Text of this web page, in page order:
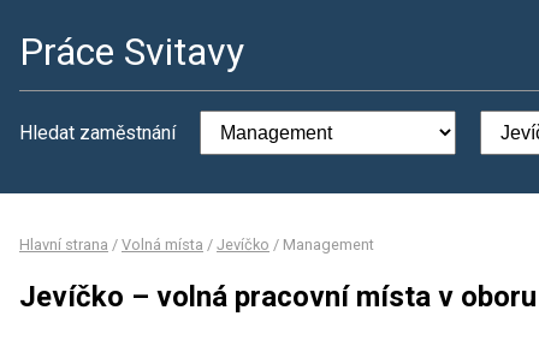
Práce Svitavy
Hledat zaměstnání
Hlavní strana / Volná místa / Jevíčko / Management
Jevíčko – volná pracovní místa v